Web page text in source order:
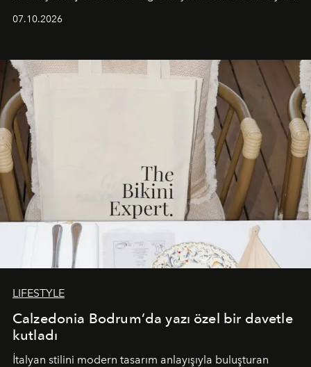
buluşturarak markanın Cavo Tagoo’daki varlığını
sürükleyici ve mevsime özel bir deneyime dönüştürüyor.
07.10.2026
LIFESTYLE
Calzedonia Bodrum’da yazı özel bir davetle
kutladı
İtalyan stilini modern tasarım anlayışıyla buluşturan